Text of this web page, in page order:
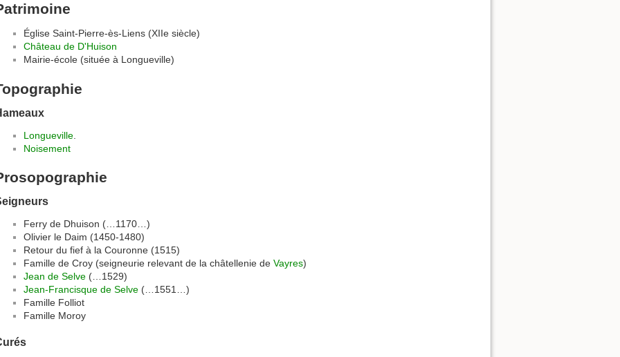
Église Saint-Pierre-ès-Liens (XIIe siècle)
Château de D'Huison
Mairie-école (située à Longueville)
Longueville
Noisement
Ferry de Dhuison (…1170…)
Olivier le Daim (1450-1480)
Retour du fief à la Couronne (1515)
Famille de Croy (seigneurie relevant de la châtellenie de Vayres)
Jean de Selve (…1529)
Jean-Francisque de Selve (…1551…)
Famille Folliot
Famille Moroy